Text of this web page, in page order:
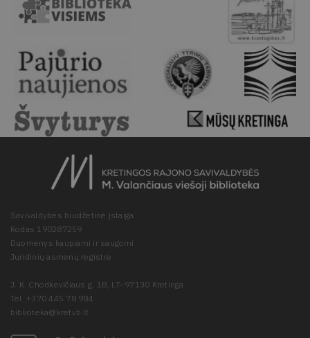
Savivaldybės biudžetinė įstaiga
Kodas 190287259
Duomenys kaupiami ir saugomi
Juridinių asmenų registre
J. K. Chodkevičiaus g. 1B, LT–97130 Kretinga
Tel. +370 445 78 984
biblioteka@kretvb.lt